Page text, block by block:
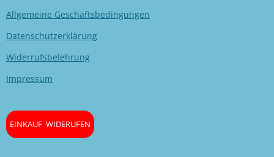
Allgemeine Geschäftsbedingungen
Datenschutzerklärung
Widerrufsbelehrung
Impressum
EINKAUF WIDERUFEN